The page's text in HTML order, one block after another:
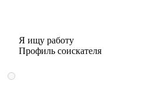
Я ищу работу
Профиль соискателя